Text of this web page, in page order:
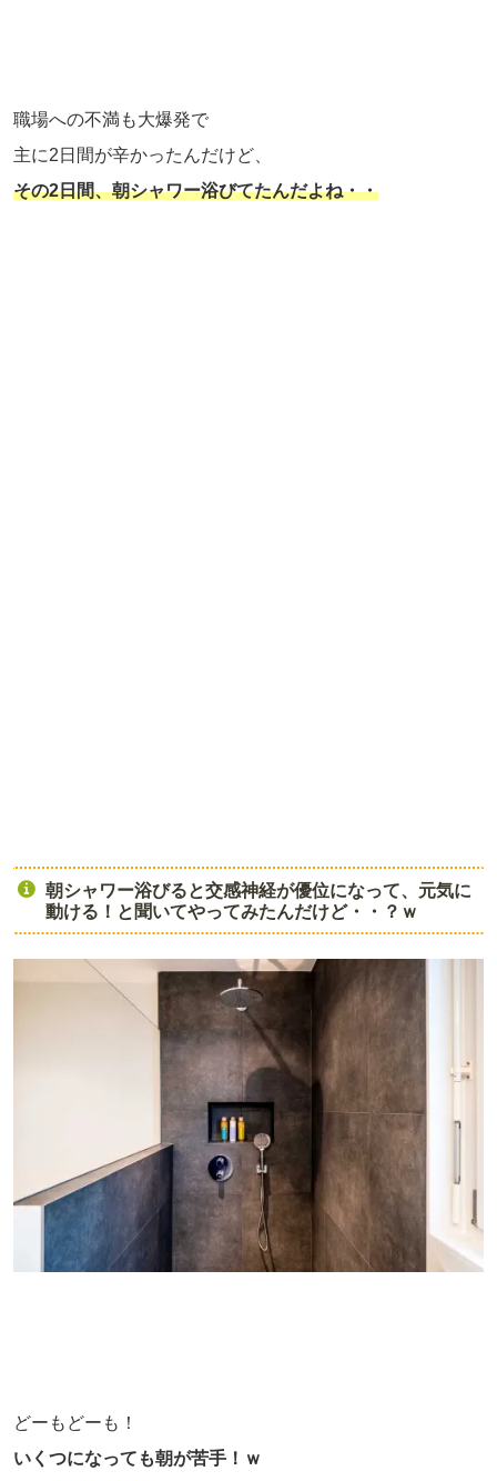
職場への不満も大爆発で
主に2日間が辛かったんだけど、
その2日間、朝シャワー浴びてたんだよね・・
朝シャワー浴びると交感神経が優位になって、元気に
動ける！と聞いてやってみたんだけど・・？ｗ
どーもどーも！
いくつになっても朝が苦手！ｗ